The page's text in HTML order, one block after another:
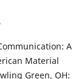
A
Material
Green, OH: